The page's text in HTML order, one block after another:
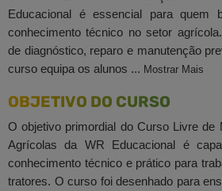
Educacional é essencial para quem
conhecimento técnico no setor
de diagnóstico, reparo e manutenção
curso equipa os alunos ... Mostrar Mais
OBJETIVO DO CURSO
O objetivo primordial do Curso Livre de
Agrícolas da WR Educacional é
conhecimento técnico e prático para
tratores. O curso foi desenhado para